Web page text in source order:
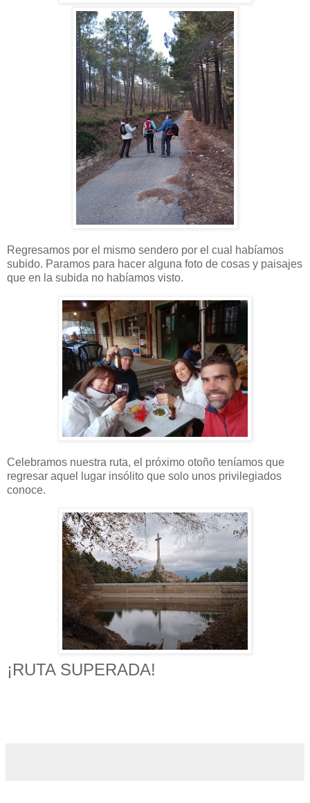
Regresamos por el mismo sendero por el cual habíamos
subido. Paramos para hacer alguna foto de cosas y paisajes
que en la subida no habíamos visto.
Celebramos nuestra ruta, el próximo otoño teníamos que
regresar aquel lugar insólito que solo unos privilegiados
conoce.
¡RUTA SUPERADA!